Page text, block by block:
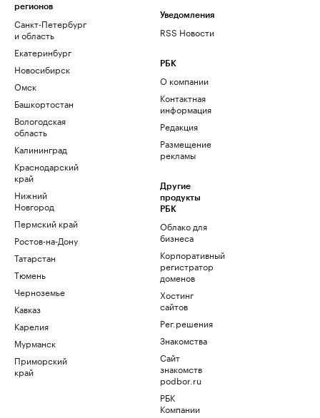
регионов
Санкт-Петербург
и область
Екатеринбург
Новосибирск
Омск
Башкортостан
Вологодская
область
Калининград
Краснодарский
край
Нижний
Новгород
Пермский край
Ростов-на-Дону
Татарстан
Тюмень
Черноземье
Кавказ
Карелия
Мурманск
Приморский
край
Уведомления
RSS Новости
РБК
О компании
Контактная
информация
Редакция
Размещение
рекламы
Другие
продукты
РБК
Облако для
бизнеса
Корпоративный
регистратор
доменов
Хостинг
сайтов
Рег.решения
Знакомства
Сайт
знакомств
podbor.ru
РБК
Компании